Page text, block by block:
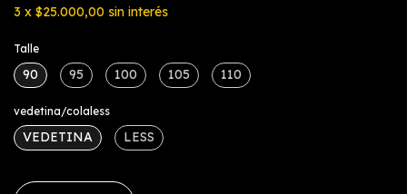
3 x $25.000,00 sin interés
Talle
90 95 100 105 110
vedetina/colaless
VEDETINA LESS